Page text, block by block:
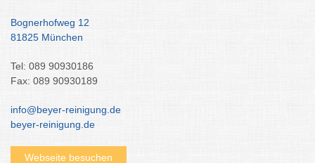
Bognerhofweg 12
81825 München
Tel: 089 90930186
Fax: 089 90930189
info@beyer-reinigung.de
beyer-reinigung.de
Webseite besuchen